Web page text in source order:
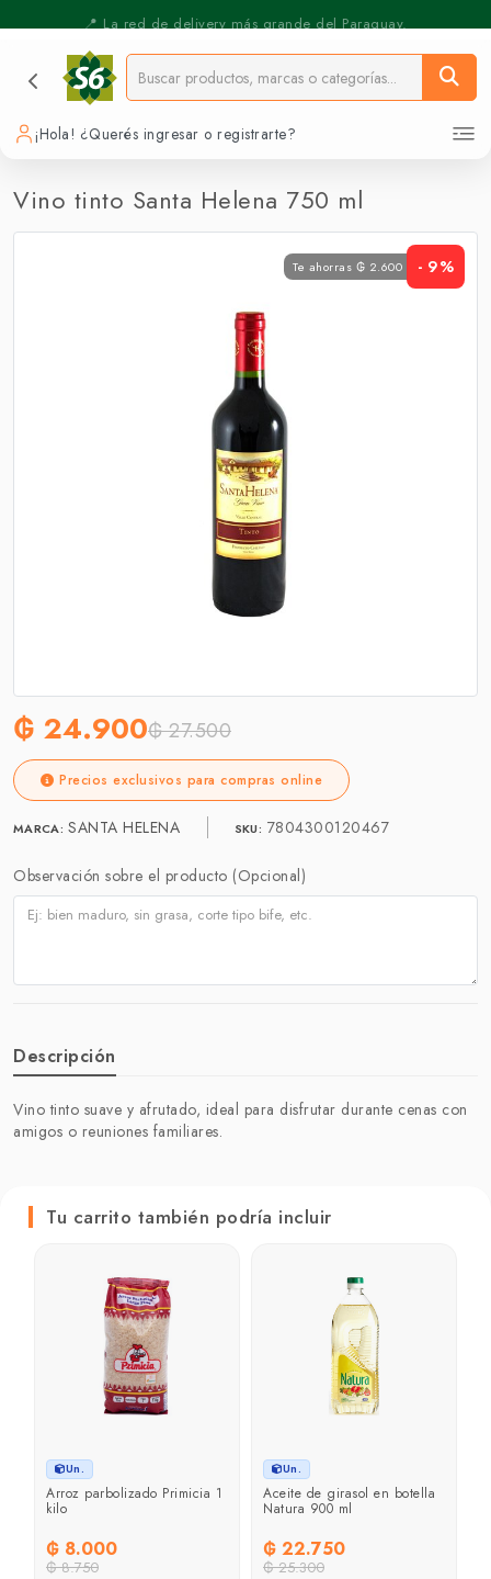
📍 La red de delivery más grande del Paraguay.
⚡️ Pickup Express - Retirás en 30 min.
¡Hola! ¿Querés ingresar o registrarte?
Vino tinto Santa Helena 750 ml
Te ahorras ₲ 2.600 - 9%
₲ 24.900₲ 27.500
Precios exclusivos para compras online
MARCA: SANTA HELENA SKU: 7804300120467
Observación sobre el producto (Opcional)
Descripción
Vino tinto suave y afrutado, ideal para disfrutar durante cenas con
amigos o reuniones familiares.
Tu carrito también podría incluir
Un.
Arroz parbolizado Primicia 1
kilo
₲ 8.000
₲ 8.750
Un.
Aceite de girasol en botella
Natura 900 ml
₲ 22.750
₲ 25.300